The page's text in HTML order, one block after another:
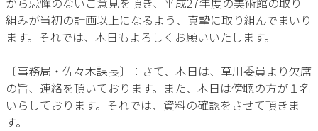
組みが当初の計画以上になるよう、真摯に取り組んでまいり
ます。それでは、本日もよろしくお願いいたします。
〔事務局・佐々木課長〕：さて、本日は、草川委員より欠席
の旨、連絡を頂いております。また、本日は傍聴の方が１名
いらしております。それでは、資料の確認をさせて頂きま
す。